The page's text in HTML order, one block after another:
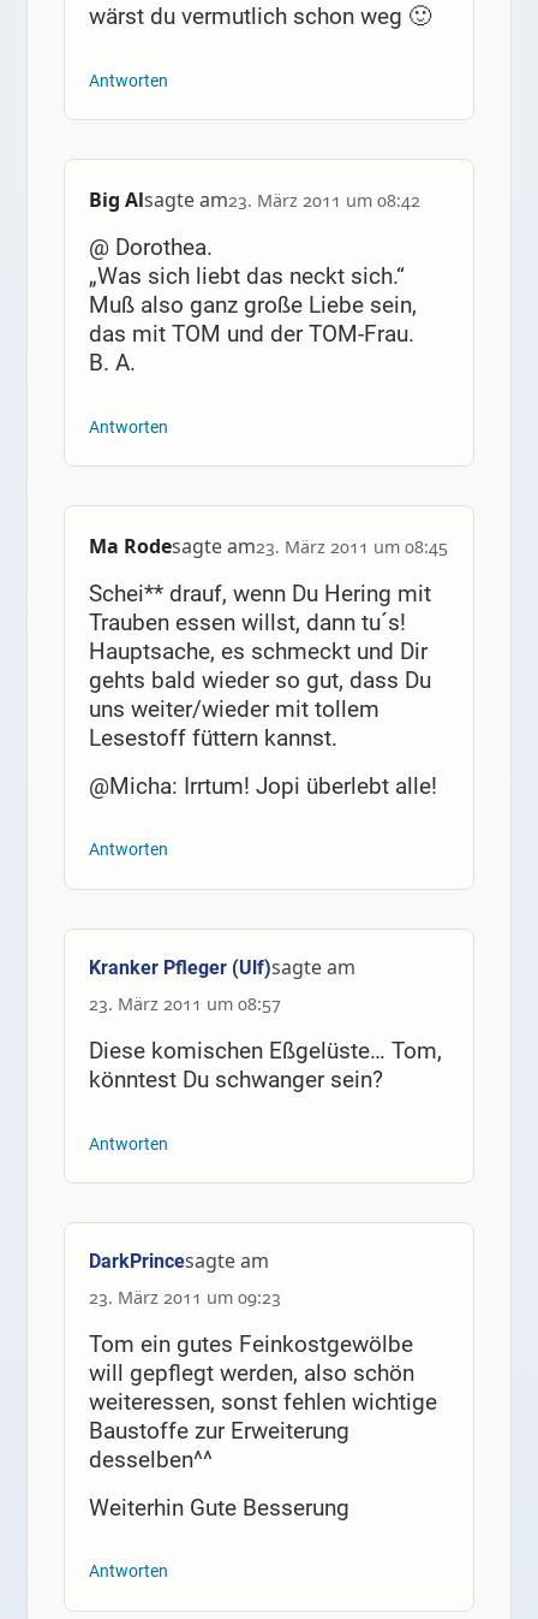
wärst du vermutlich schon weg 🙂
Antworten
Big Alsagte am23. März 2011 um 08:42
@ Dorothea.
„Was sich liebt das neckt sich.“
Muß also ganz große Liebe sein,
das mit TOM und der TOM-Frau.
B. A.
Antworten
Ma Rodesagte am23. März 2011 um 08:45
Schei** drauf, wenn Du Hering mit
Trauben essen willst, dann tu´s!
Hauptsache, es schmeckt und Dir
gehts bald wieder so gut, dass Du
uns weiter/wieder mit tollem
Lesestoff füttern kannst.
@Micha: Irrtum! Jopi überlebt alle!
Antworten
Kranker Pfleger (Ulf)sagte am
23. März 2011 um 08:57
Diese komischen Eßgelüste… Tom,
könntest Du schwanger sein?
Antworten
DarkPrincesagte am
23. März 2011 um 09:23
Tom ein gutes Feinkostgewölbe
will gepflegt werden, also schön
weiteressen, sonst fehlen wichtige
Baustoffe zur Erweiterung
desselben^^
Weiterhin Gute Besserung
Antworten